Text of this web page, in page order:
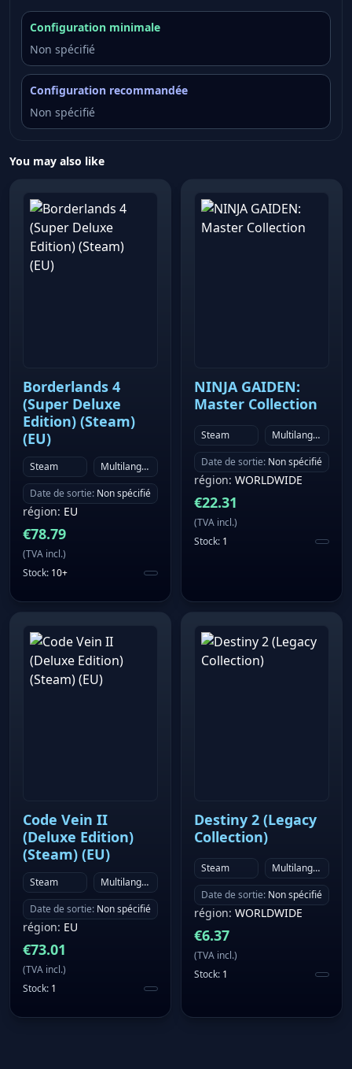
Configuration minimale
Non spécifié
Configuration recommandée
Non spécifié
You may also like
Borderlands 4
(Super Deluxe
Edition) (Steam)
(EU)
Steam
Multilanguage
Date de sortie: Non spécifié
région: EU
€78.79
(TVA incl.)
Stock: 10+
NINJA GAIDEN:
Master Collection
Steam
Multilanguage
Date de sortie: Non spécifié
région: WORLDWIDE
€22.31
(TVA incl.)
Stock: 1
Code Vein II
(Deluxe Edition)
(Steam) (EU)
Steam
Multilanguage
Date de sortie: Non spécifié
région: EU
€73.01
(TVA incl.)
Stock: 1
Destiny 2 (Legacy
Collection)
Steam
Multilanguage
Date de sortie: Non spécifié
région: WORLDWIDE
€6.37
(TVA incl.)
Stock: 1